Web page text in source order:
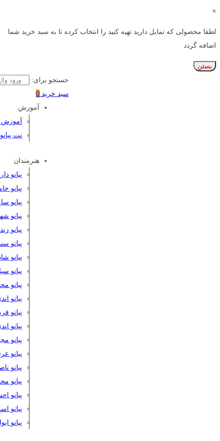
×
لطفا محصولی که تمایل دارید تهیه کنید را انتخاب کرده تا به سبد خرید شما
اضافه گردد
بستن
جستجو برای:
سبد خرید 0
آموزش
آموزش
نت پیانو
هنرمندان
پیانو
پیانو
پیانو
پیانو
پیانو
پیانو
پیانو
پیانو
پیانو
پیانو
پیانو
پیانو
پیانو
پیانو
پیانو
پیانو
پیانو
پیانو
پیانو